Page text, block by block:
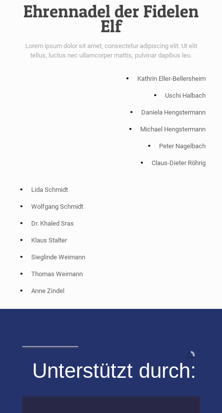
Ehrennadel der Fidelen
Elf
Lorem ipsum dolor sit amet, consectetur adipiscing elit. Ut elit
tellus, luctus nec ullamcorper mattis, pulvinar dapibus leo.
Kathrin Eller-Bellersheim
Uschi Halbach
Daniela Hengstermann
Michael Hengstermann
Peter Nagelbach
Claus-Dieter Röhrig
Lida Schmidt
Wolfgang Schmidt
Dr. Khaled Sras
Klaus Stalter
Sieglinde Weimann
Thomas Weimann
Anne Zindel
Unterstützt durch: